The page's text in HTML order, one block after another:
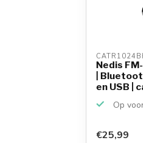
Nedis
|
en USB |
Op
€25,99